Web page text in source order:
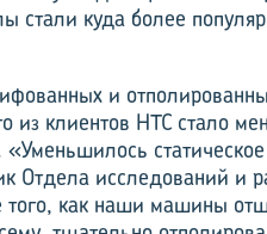
стали куда более
и
клиентов HTC стало
Отдела исследований и
как наши машины